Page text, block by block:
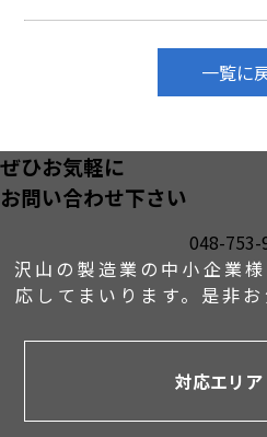
一覧に
ぜひお気軽に
お問い合わせ下さい
048-753-
沢山の製造業の中小企業
応して まいります。是非
対応エリア